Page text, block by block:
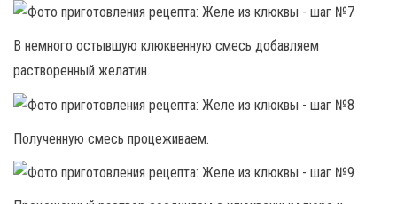
В немного остывшую клюквенную смесь добавляем
растворенный желатин.
Полученную смесь процеживаем.